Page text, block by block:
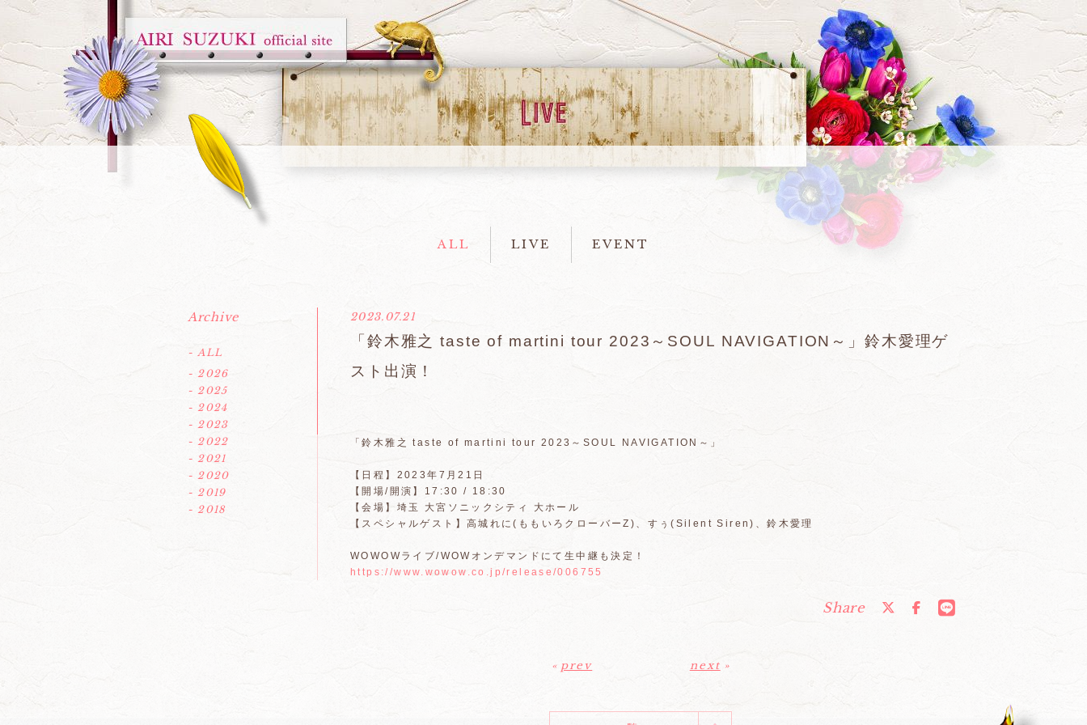
ALL LIVE EVENT
2023.07.21
「鈴木雅之 taste of martini tour 2023～SOUL NAVIGATION～」鈴木愛理ゲ
スト出演！
「鈴木雅之 taste of martini tour 2023～SOUL NAVIGATION～」
【日程】2023年7月21日
【開場/開演】17:30 / 18:30
【会場】埼玉 大宮ソニックシティ 大ホール
【スペシャルゲスト】高城れに(ももいろクローバーZ)、すぅ(Silent Siren)、鈴木愛理
WOWOWライブ/WOWオンデマンドにて生中継も決定！
https://www.wowow.co.jp/release/006755
Share
« prev next »
Archive
- ALL
- 2026
- 2025
- 2024
- 2023
- 2022
- 2021
- 2020
- 2019
- 2018